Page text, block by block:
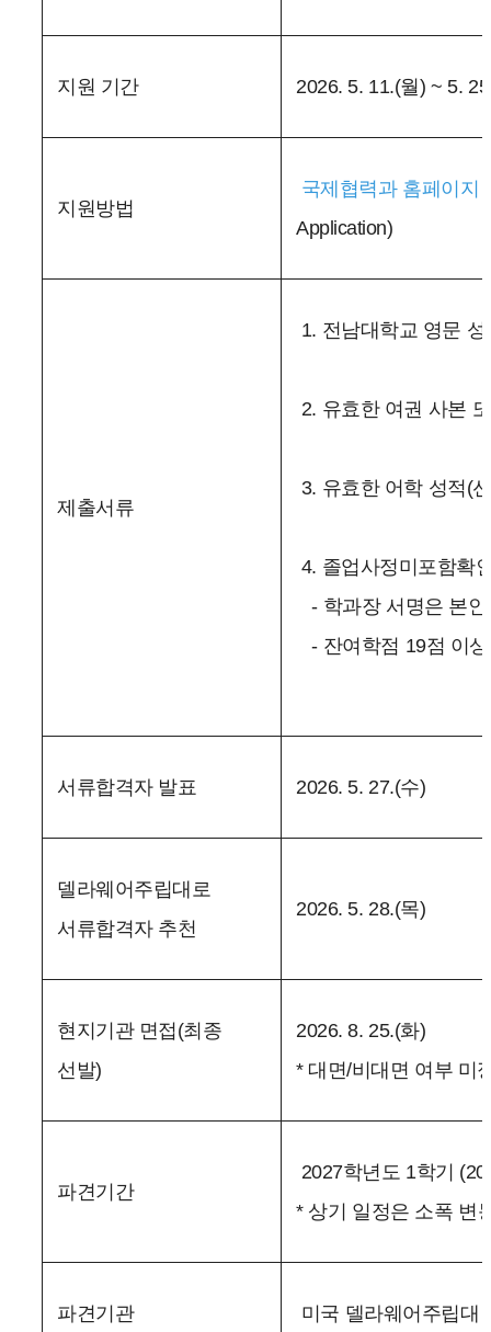
지원 기간 2026. 5. 11.(월) ~ 5.
지원방법
국제협력과 홈페이지
Application)
제출서류
1. 전남대학교 영문
2. 유효한 여권 사본
3. 유효한 어학 성적(
4. 졸업사정미포함확
- 학과장 서명은 본
- 잔여학점 19점 이상
서류합격자 발표 2026. 5. 27.(수)
델라웨어주립대로
서류합격자 추천
2026. 5. 28.(목)
현지기관 면접(최종
선발)
2026. 8. 25.(화)
* 대면/비대면 여부 미
파견기간
2027학년도 1학기
* 상기 일정은 소폭 변
파견기관 미국 델라웨어주립대